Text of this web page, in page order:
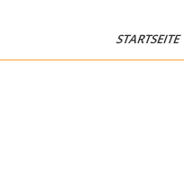
STARTSEITE